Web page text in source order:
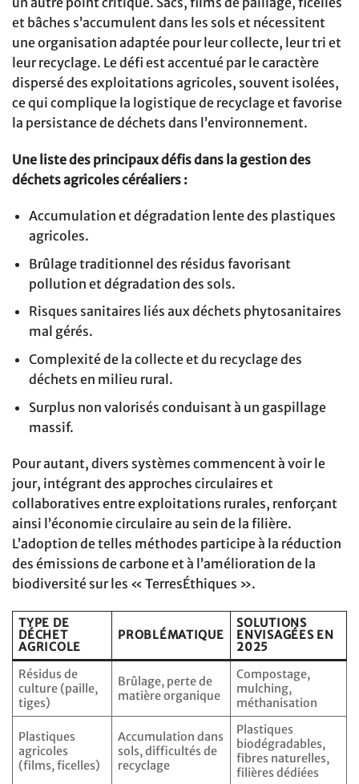
et bâches s’accumulent dans les sols et nécessitent
une organisation adaptée pour leur collecte, leur tri et
leur recyclage. Le défi est accentué par le caractère
dispersé des exploitations agricoles, souvent isolées,
ce qui complique la logistique de recyclage et favorise
la persistance de déchets dans l’environnement.
Une liste des principaux défis dans la gestion des
déchets agricoles céréaliers :
Accumulation et dégradation lente des plastiques
agricoles.
Brûlage traditionnel des résidus favorisant
pollution et dégradation des sols.
Risques sanitaires liés aux déchets phytosanitaires
mal gérés.
Complexité de la collecte et du recyclage des
déchets en milieu rural.
Surplus non valorisés conduisant à un gaspillage
massif.
Pour autant, divers systèmes commencent à voir le
jour, intégrant des approches circulaires et
collaboratives entre exploitations rurales, renforçant
ainsi l’économie circulaire au sein de la filière.
L’adoption de telles méthodes participe à la réduction
des émissions de carbone et à l’amélioration de la
biodiversité sur les « TerresÉthiques ».
TYPE DE
DÉCHET
AGRICOLE
PROBLÉMATIQUE
SOLUTIONS
ENVISAGÉES EN
2025
Résidus de
culture (paille,
tiges)
Brûlage, perte de
matière organique
Compostage,
mulching,
méthanisation
Plastiques
agricoles
(films, ficelles)
Accumulation dans
sols, difficultés de
recyclage
Plastiques
biodégradables,
fibres naturelles,
filières dédiées